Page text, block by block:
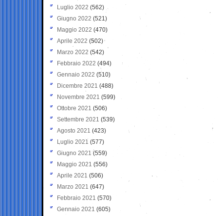
Luglio 2022 (562)
Giugno 2022 (521)
Maggio 2022 (470)
Aprile 2022 (502)
Marzo 2022 (542)
Febbraio 2022 (494)
Gennaio 2022 (510)
Dicembre 2021 (488)
Novembre 2021 (599)
Ottobre 2021 (506)
Settembre 2021 (539)
Agosto 2021 (423)
Luglio 2021 (577)
Giugno 2021(559)
Maggio 2021 (556)
Aprile 2021 (506)
Marzo 2021 (647)
Febbraio 2021 (570)
Gennaio 2021 (605)